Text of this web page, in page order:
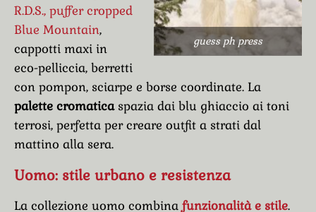
guess ph press
R.D.S., puffer cropped
Blue Mountain,
cappotti maxi in
eco-pelliccia, berretti
con pompon, sciarpe e borse coordinate. La
palette cromaticaspazia dai blu ghiaccio ai toni
terrosi, perfetta per creare outfit a strati dal
mattino alla sera.
Uomo: stile urbano e resistenza
La collezione uomo combina funzionalità e stile.